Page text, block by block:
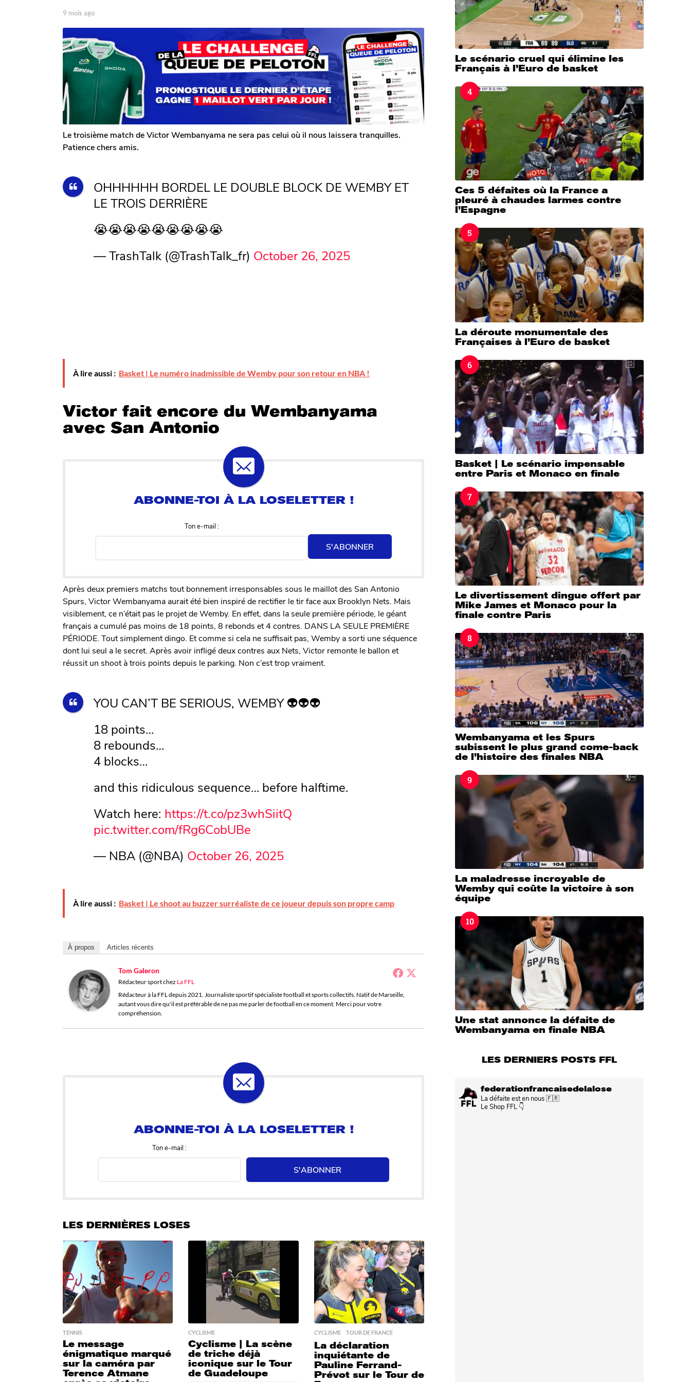
m
o
i
s
g
o
p
r
T
o
m
G
a
l
e
r
o
n
9 mois ago
i
s
a
o
Le troisième match de Victor Wembanyama ne sera pas celui où il nous laissera tranquilles.
Patience chers amis.
OHHHHHH BORDEL LE DOUBLE BLOCK DE WEMBY ET
LE TROIS DERRIÈRE
😭😭😭😭😭😭😭😭😭
— TrashTalk (@TrashTalk_fr) October 26, 2025
À lire aussi : Basket | Le numéro inadmissible de Wemby pour son retour en NBA !
Victor fait encore du Wembanyama
avec San Antonio
Ton e-mail :
S'ABONNER
Après deux premiers matchs tout bonnement irresponsables sous le maillot des San Antonio
Spurs, Victor Wembanyama aurait été bien inspiré de rectifier le tir face aux Brooklyn Nets. Mais
visiblement, ce n’était pas le projet de Wemby. En effet, dans la seule première période, le géant
français a cumulé pas moins de 18 points, 8 rebonds et 4 contres. DANS LA SEULE PREMIÈRE
PÉRIODE. Tout simplement dingo. Et comme si cela ne suffisait pas, Wemby a sorti une séquence
dont lui seul a le secret. Après avoir infligé deux contres aux Nets, Victor remonte le ballon et
réussit un shoot à trois points depuis le parking. Non c’est trop vraiment.
YOU CAN’T BE SERIOUS, WEMBY 👽👽👽
18 points…
8 rebounds…
4 blocks…
and this ridiculous sequence… before halftime.
Watch here: https://t.co/pz3whSiitQ
pic.twitter.com/fRg6CobUBe
— NBA (@NBA) October 26, 2025
À lire aussi : Basket | Le shoot au buzzer surréaliste de ce joueur depuis son propre camp
À propos Articles récents
Tom Galeron
Rédacteur sportchez La FFL
Rédacteur à la FFL depuis 2021. Journaliste sportif spécialiste football et sports collectifs. Natif de Marseille,
autant vous dire qu'il est préférable de ne pas me parler de football en ce moment. Merci pour votre
compréhension.
Ton e-mail :
S'ABONNER
LES DERNIÈRES LOSES
TENNIS
Le message
énigmatique marqué
sur la caméra par
Terence Atmane
CYCLISME
Cyclisme | La scène
de triche déjà
iconique sur le Tour
de Guadeloupe
CYCLISME ,TOUR DE FRANCE
La déclaration
inquiétante de
Pauline Ferrand-
Prévot sur le Tour de
Le scénario cruel qui élimine les
Français à l’Euro de basket
4
Ces 5 défaites où la France a
pleuré à chaudes larmes contre
l’Espagne
5
La déroute monumentale des
Françaises à l’Euro de basket
6
Basket | Le scénario impensable
entre Paris et Monaco en finale
7
Le divertissement dingue offert par
Mike James et Monaco pour la
finale contre Paris
8
Wembanyama et les Spurs
subissent le plus grand come-back
de l’histoire des finales NBA
9
La maladresse incroyable de
Wemby qui coûte la victoire à son
équipe
10
Une stat annonce la défaite de
Wembanyama en finale NBA
LES DERNIERS POSTS FFL
federationfrancaisedelalose
La défaite est en nous 🇫🇷
Le Shop FFL 👇